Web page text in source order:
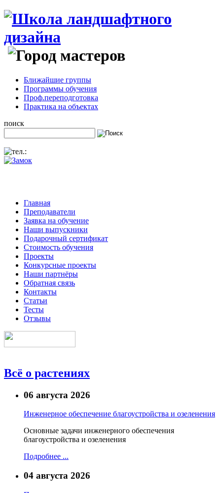
Ближайшие группы
Программы обучения
Проф.переподготовка
Практика на объектах
поиск
Главная
Преподаватели
Заявка на обучение
Наши выпускники
Подарочный сертификат
Стоимость обучения
Проекты
Конкурсные проекты
Наши партнёры
Обратная связь
Контакты
Статьи
Тесты
Отзывы
Всё о растениях
06 августа 2026
Инженерное обеспечение благоустройства и озеленения
Основные задачи инженерного обеспечения
благоустройства и озеленения
Подробнее ...
04 августа 2026